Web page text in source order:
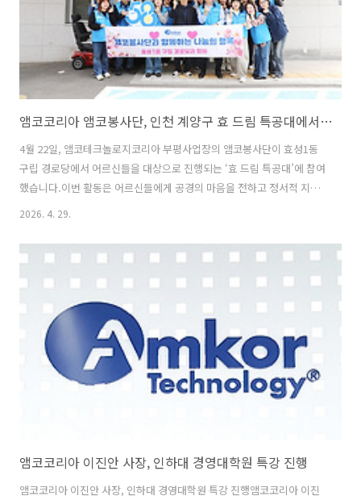
앰코코리아 앰코봉사단, 인천 계양구 효 드림 특공대에서 사회봉사활동 펼쳐
4월 22일, 앰코테크놀로지코리아 부평사업장의 앰코봉사단이 효성1동
구립 경로당에서 어르신들을 대상으로 진행되는 ‘효 드림 특공대’에 참여
했습니다.이번 활동은 어르신들에게 공경의 마음을 전하고 정서적 지원
을 제공하기 위해 마련됐습니다. 현장에서는 어르신들과 봉사자들이 1:1
즐거운 시간을 보냈습니다. 또한 평소 적적함을 느끼는 어르신들의 말벗
이 되어 따뜻한 정을 나눴다. 한 어르신은 “예쁜 브로치도 만들고 젊은 사
람들이 찾아와 도란도란 이야기를 해주어 마음까지 밝아지는 기분”이라
며 감사 인사를 전했습니다.앰코코리아 앰코봉사단은 앞으로도 이웃과
온정을 나누는 다양한 봉사 프로그램을 봉사활동을 지속적으로 이어나
갈 예정입니다. By 미스터..
2026. 4. 29.
앰코코리아 이진안 사장, 인하대 경영대학원 특강 진행
앰코코리아 이진안 사장, 인하대 경영대학원 특강 진행앰코코리아 이진